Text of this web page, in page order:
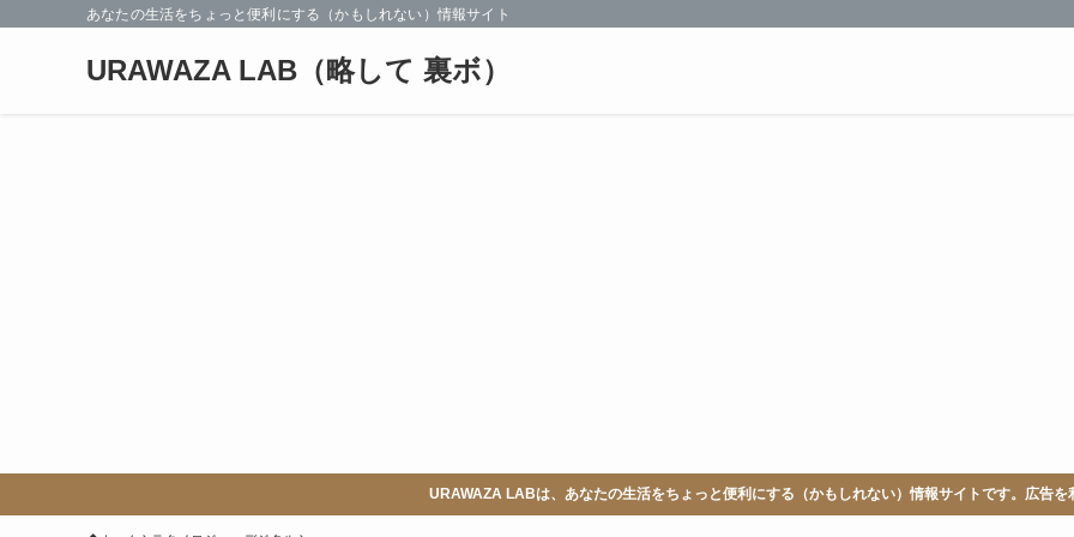
あなたの生活をちょっと便利にする（かもしれない）情報サイト
URAWAZA LAB（略して 裏ボ）
URAWAZA LABは、あなたの生活をちょっと便利にする（かもしれない）情報サイトです。広告を